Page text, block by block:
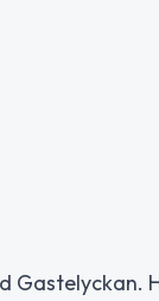
Gastelyckan.